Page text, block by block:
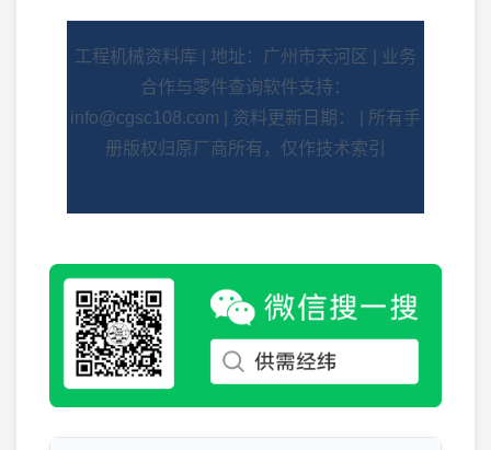
工程机械资料库 | 地址：广州市天河区 | 业务
合作与零件查询软件支持：
info@cgsc108.com | 资料更新日期：
| 所有手
册版权归原厂商所有，仅作技术索引
2026年8月7日 工程机械资料库 · 更新公告
2026-08-07
工程机械资料库 · 更新公告 2026年8月5日